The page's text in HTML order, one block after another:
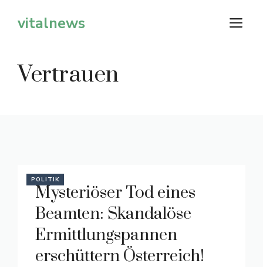
Inhaltvitalnews
Vertrauen
POLITIK
Mysteriöser Tod eines
Beamten: Skandalöse
Ermittlungspannen
erschüttern Österreich!